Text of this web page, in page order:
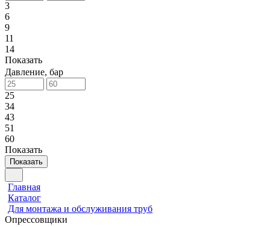
3
6
9
11
14
Показать
Давление, бар
25
34
43
51
60
Показать
Показать
Главная
Каталог
Для монтажа и обслуживания труб
Опрессовщики